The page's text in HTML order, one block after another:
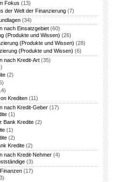
Fokus (13)
der Welt der Finanzierung (7)
(34)
nach Einsatzgebiet (60)
(Produkte und Wissen) (26)
(Produkte und Wissen) (28)
(Produkte und Wissen) (6)
nach Kredit-Art (35)
(2)
Krediten (11)
nach Kredit-Geber (17)
(1)
Bank Kredite (2)
(1)
(2)
Kredite (2)
nach Kredit-Nehmer (4)
(3)
(17)